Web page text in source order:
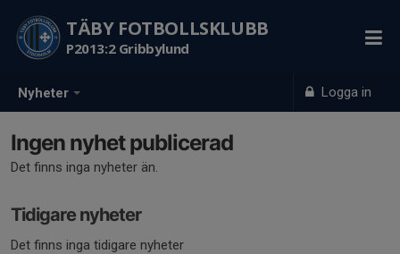
Nyheter Logga in
TÄBY FOTBOLLSKLUBB
P2013:2 Gribbylund
Ingen nyhet publicerad
Det finns inga nyheter än.
Tidigare nyheter
Det finns inga tidigare nyheter